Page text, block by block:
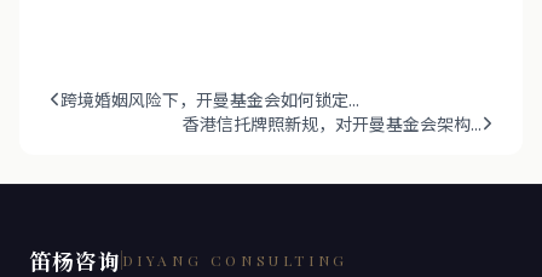
跨境婚姻风险下，开曼基金会如何锁定...
香港信托牌照新规，对开曼基金会架构...
笛杨咨询 DIYANG CONSULTING